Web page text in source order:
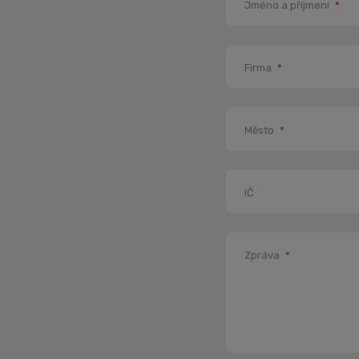
Jméno a příjmení *
Firma *
Město *
IČ
Zpráva *